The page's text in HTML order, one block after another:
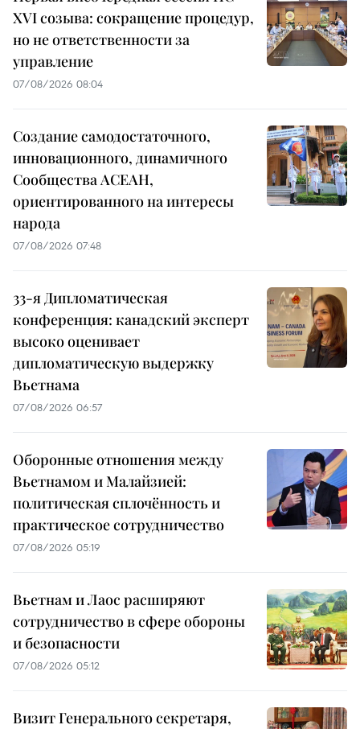
XVI созыва: сокращение процедур,
но не ответственности за
управление
07/08/2026 08:04
Создание самодостаточного,
инновационного, динамичного
Сообщества АСЕАН,
ориентированного на интересы
народа
07/08/2026 07:48
33-я Дипломатическая
конференция: канадский эксперт
высоко оценивает
дипломатическую выдержку
Вьетнама
07/08/2026 06:57
Оборонные отношения между
Вьетнамом и Малайзией:
политическая сплочённость и
практическое сотрудничество
07/08/2026 05:19
Вьетнам и Лаос расширяют
сотрудничество в сфере обороны
и безопасности
07/08/2026 05:12
Визит Генерального секретаря,